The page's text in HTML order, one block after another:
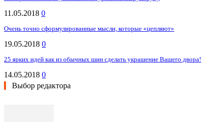
11.05.2018 0
Очень точно сформулированные мысли, которые «цепляют»
19.05.2018 0
25 ярких идей как из обычных шин сделать украшение Вашего двора!
14.05.2018 0
Выбор редактора